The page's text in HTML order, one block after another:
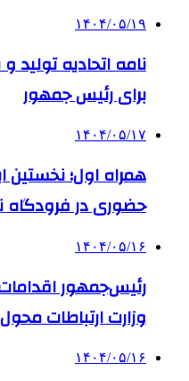
۱۴۰۴/۰۵/۱۹
نامه اتحادیه
برای رئیس جمهور
۱۴۰۴/۰۵/۱۷
همراه اول؛ نخستین
حضوری در
۱۴۰۴/۰۵/۱۶
رئیس‌جمهور
وزارت ارتباطات
۱۴۰۴/۰۵/۱۶